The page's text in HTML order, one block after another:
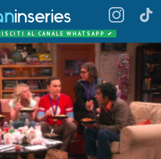
AL CANALE WHATSAPP ✔